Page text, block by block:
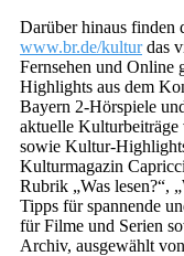
Darüber hinaus finden
www.br.de/kulturdas
Fernsehen und Online
Highlights aus dem
Bayern 2-Hörspiele
aktuelle
sowie Kultur-
Kulturmagazin
Rubrik „Was lesen?“,
Tipps für spannende
für Filme und Serien
Archiv, ausgewählt